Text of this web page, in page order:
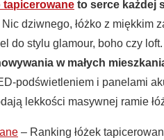
tapicerowane to serce każdej
dziwnego, łóżko z miękkim
do stylu glamour, boho czy loft.
w małych
podświetleniem i panelami
lekkości masywnej ramie
– Ranking łóżek